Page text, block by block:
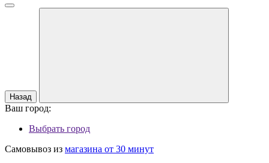
Назад
Ваш город:
Выбрать город
Самовывоз из магазина от 30 минут